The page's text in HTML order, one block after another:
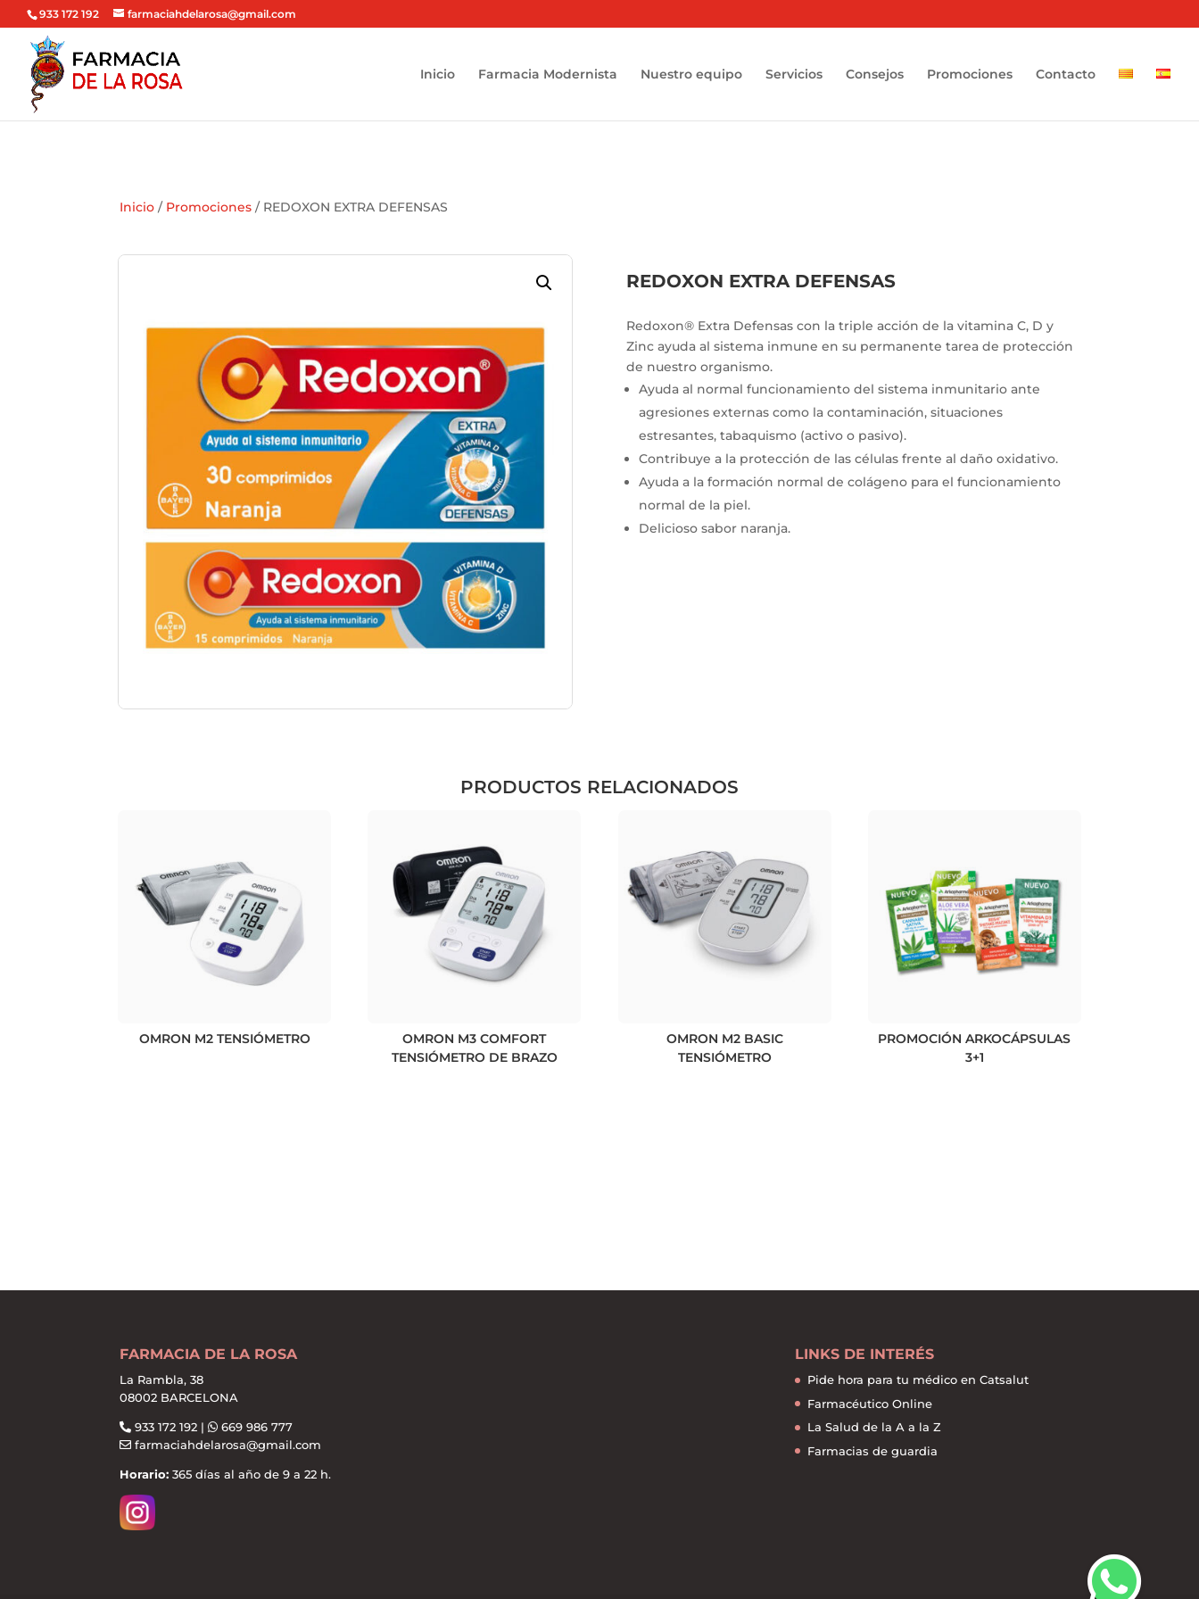
933 172 192 farmaciahdelarosa@gmail.com
Inicio Farmacia Modernista Nuestro equipo Servicios Consejos Promociones Contacto
Inicio / Promociones / REDOXON EXTRA DEFENSAS
REDOXON EXTRA DEFENSAS
Redoxon® Extra Defensas con la triple acción de la vitamina C, D y
Zinc ayuda al sistema inmune en su permanente tarea de protección
de nuestro organismo.
Ayuda al normal funcionamiento del sistema inmunitario ante
agresiones externas como la contaminación, situaciones
estresantes, tabaquismo (activo o pasivo).
Contribuye a la protección de las células frente al daño oxidativo.
Ayuda a la formación normal de colágeno para el funcionamiento
normal de la piel.
Delicioso sabor naranja.
PRODUCTOS RELACIONADOS
OMRON M2 TENSIÓMETRO
OMRON M3 COMFORT
TENSIÓMETRO DE BRAZO
OMRON M2 BASIC
TENSIÓMETRO
PROMOCIÓN ARKOCÁPSULAS
3+1
FARMACIA DE LA ROSA
La Rambla, 38
08002 BARCELONA
933 172 192 |
669 986 777
farmaciahdelarosa@gmail.com
Horario: 365 días al año de 9 a 22 h.
LINKS DE INTERÉS
Pide hora para tu médico en Catsalut
Farmacéutico Online
La Salud de la A a la Z
Farmacias de guardia